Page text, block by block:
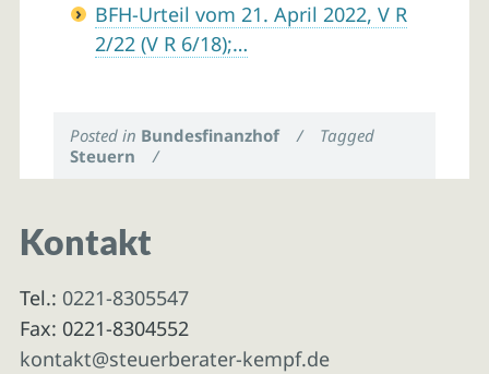
BFH-Urteil vom 21. April 2022, V R
2/22 (V R 6/18);…
Posted in Bundesfinanzhof /
Tagged
Steuern
/
Kontakt
Tel.: 0221-8305547
Fax: 0221-8304552
kontakt@steuerberater-kempf.de